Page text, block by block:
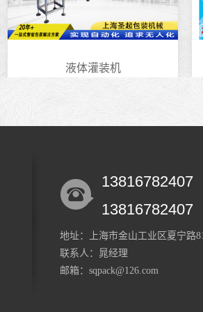
液体灌装机
13816782407
13816782407
地址：上海市金山工业区夏宁路
联系人：晁经理
邮箱：sqpack@126.com